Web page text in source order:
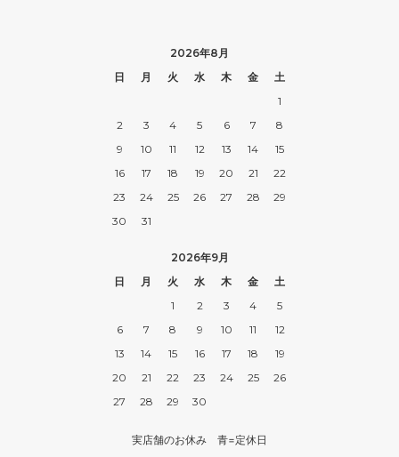
2026年8月
日
月 火 水 木 金
土
1
2
3 4 5 6 7
8
9
10 11 12 13 14
15
16
17 18 19 20 21
22
23
24 25 26 27 28
29
30
31
2026年9月
日
月 火 水 木 金
土
1
2 3 4
5
6
7 8 9 10 11
12
13
14 15 16 17 18
19
20
21 22 23 24 25
26
27
28 29 30
実店舗のお休み 青=定休日